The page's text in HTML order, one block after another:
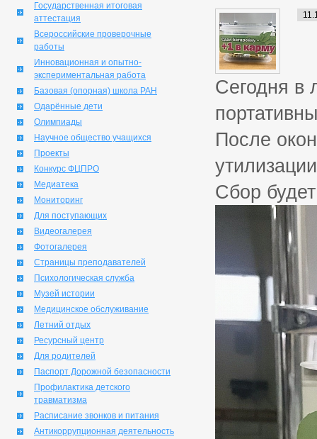
Государственная итоговая
аттестация
Всероссийские проверочные
работы
Инновационная и опытно-
экспериментальная работа
Базовая (опорная) школа РАН
Одарённые дети
Олимпиады
Научное общество учащихся
Проекты
Конкурс ФЦПРО
Медиатека
Мониторинг
Для поступающих
Видеогалерея
Фотогалерея
Страницы преподавателей
Психологическая служба
Музей истории
Медицинское обслуживание
Летний отдых
Ресурсный центр
Для родителей
Паспорт Дорожной безопасности
Профилактика детского
травматизма
Расписание звонков и питания
Антикоррупционная деятельность
Сегодня в
После
Сбор